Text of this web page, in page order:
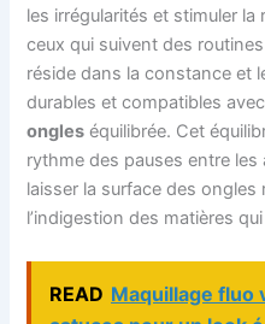
les irrégularités et stimuler la
ceux qui suivent des
réside dans la constance et
durables et compatibles
ongles équilibrée. Cet
rythme des pauses entre
laisser la surface des ongles
l’indigestion des matières
READ Maquillage fluo